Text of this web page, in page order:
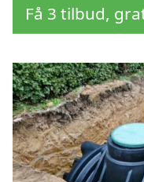
Få 3 tilbud,